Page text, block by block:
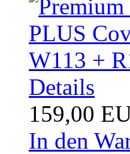
Details
159,00
In den